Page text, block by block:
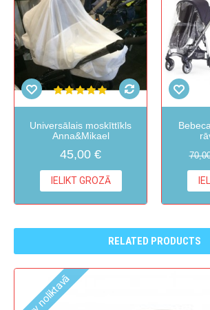
Universālais moskīttīkls
Anna&Mikael
45,00 €
IELIKT GROZĀ
RELATED PRODUCTS
Nav noliktavā